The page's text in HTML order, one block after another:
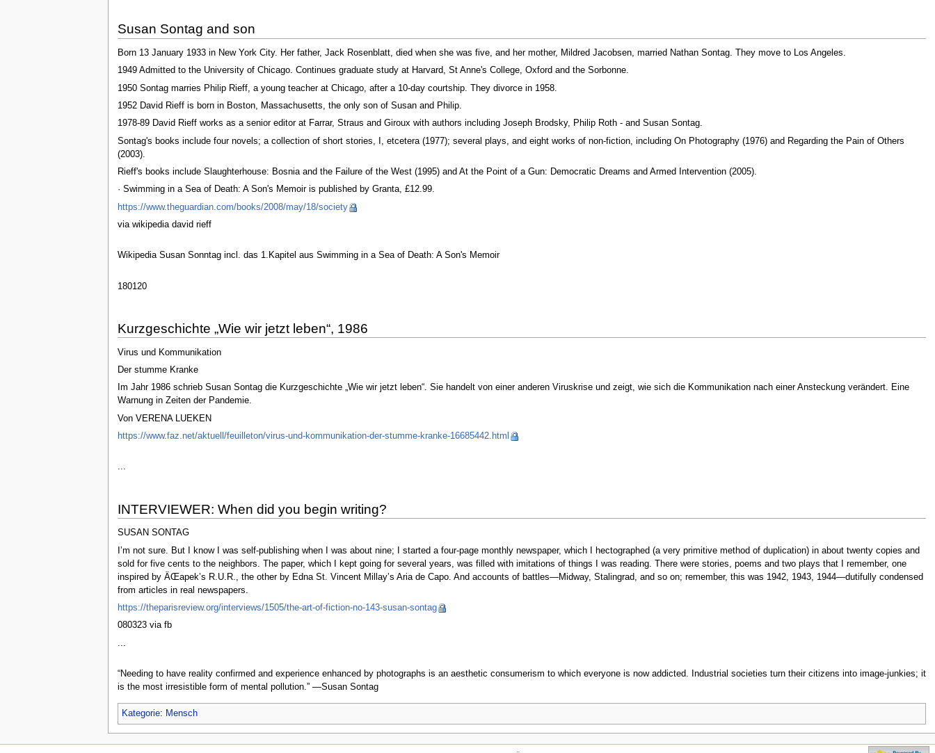
Susan Sontag and son
Born 13 January 1933 in New York City. Her father, Jack Rosenblatt, died when she was five, and her mother, Mildred Jacobsen, married Nathan Sontag. They move to Los Angeles.
1949 Admitted to the University of Chicago. Continues graduate study at Harvard, St Anne's College, Oxford and the Sorbonne.
1950 Sontag marries Philip Rieff, a young teacher at Chicago, after a 10-day courtship. They divorce in 1958.
1952 David Rieff is born in Boston, Massachusetts, the only son of Susan and Philip.
1978-89 David Rieff works as a senior editor at Farrar, Straus and Giroux with authors including Joseph Brodsky, Philip Roth - and Susan Sontag.
Sontag's books include four novels; a collection of short stories, I, etcetera (1977); several plays, and eight works of non-fiction, including On Photography (1976) and Regarding the Pain of Others
(2003).
Rieff's books include Slaughterhouse: Bosnia and the Failure of the West (1995) and At the Point of a Gun: Democratic Dreams and Armed Intervention (2005).
· Swimming in a Sea of Death: A Son's Memoir is published by Granta, £12.99.
https://www.theguardian.com/books/2008/may/18/society
via wikipedia david rieff
Wikipedia Susan Sonntag incl. das 1.Kapitel aus Swimming in a Sea of Death: A Son's Memoir
180120
Kurzgeschichte „Wie wir jetzt leben“, 1986
Virus und Kommunikation
Der stumme Kranke
Im Jahr 1986 schrieb Susan Sontag die Kurzgeschichte „Wie wir jetzt leben“. Sie handelt von einer anderen Viruskrise und zeigt, wie sich die Kommunikation nach einer Ansteckung verändert. Eine
Warnung in Zeiten der Pandemie.
Von VERENA LUEKEN
https://www.faz.net/aktuell/feuilleton/virus-und-kommunikation-der-stumme-kranke-16685442.html
...
INTERVIEWER: When did you begin writing?
SUSAN SONTAG
I’m not sure. But I know I was self-publishing when I was about nine; I started a four-page monthly newspaper, which I hectographed (a very primitive method of duplication) in about twenty copies and
sold for five cents to the neighbors. The paper, which I kept going for several years, was filled with imitations of things I was reading. There were stories, poems and two plays that I remember, one
inspired by ÄŒapek’s R.U.R., the other by Edna St. Vincent Millay’s Aria de Capo. And accounts of battles—Midway, Stalingrad, and so on; remember, this was 1942, 1943, 1944—dutifully condensed
from articles in real newspapers.
https://theparisreview.org/interviews/1505/the-art-of-fiction-no-143-susan-sontag
080323 via fb
“Needing to have reality confirmed and experience enhanced by photographs is an aesthetic consumerism to which everyone is now addicted. Industrial societies turn their citizens into image-junkies; it
is the most irresistible form of mental pollution.” —Susan Sontag
Kategorie: Mensch